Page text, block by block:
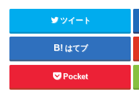
ツイート
はてブ
Pocket